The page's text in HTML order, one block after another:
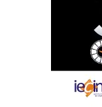
da
que